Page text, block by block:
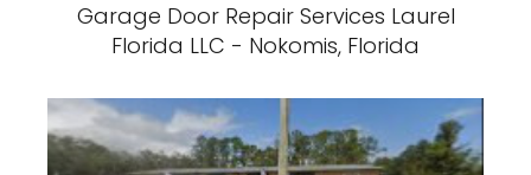
Garage Door Repair Services Laurel
Florida LLC - Nokomis, Florida